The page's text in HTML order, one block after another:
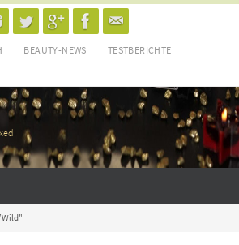
BEAUTY-NEWS
TESTBERICHTE